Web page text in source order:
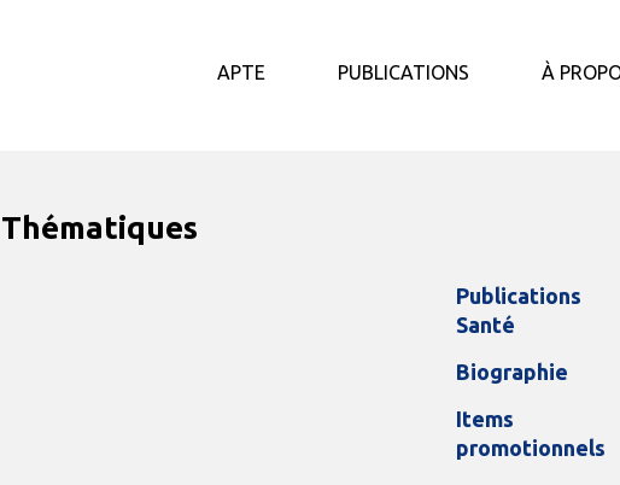
APTE PUBLICATIONS À
Thématiques
Publications
Santé
Biographie
Items
promotionnels